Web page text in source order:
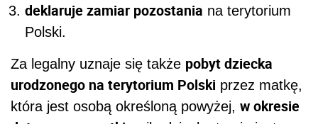
deklaruje zamiar pozostania na terytorium
Polski.
Za legalny uznaje się także pobyt dziecka
urodzonego na terytorium Polski przez matkę,
która jest osobą określoną powyżej, w okresie